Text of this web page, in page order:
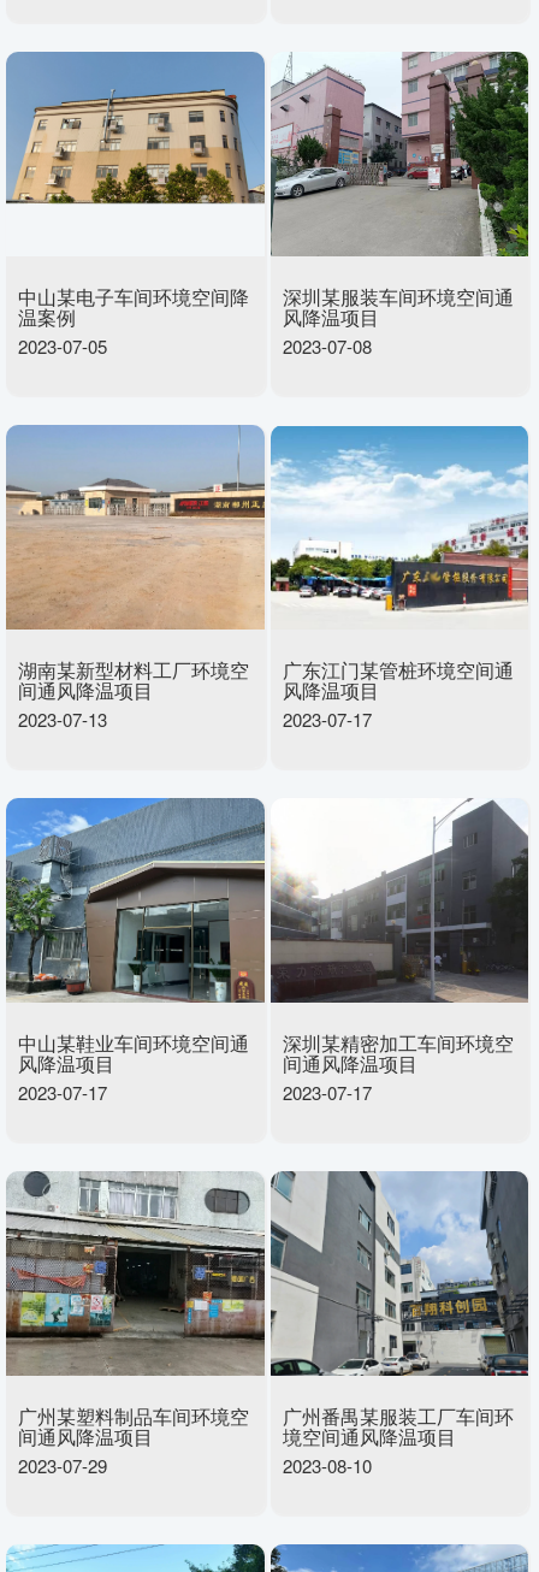
中山某电子车间环境空间降
温案例
2023-07-05
深圳某服装车间环境空间通
风降温项目
2023-07-08
湖南某新型材料工厂环境空
间通风降温项目
2023-07-13
广东江门某管桩环境空间通
风降温项目
2023-07-17
中山某鞋业车间环境空间通
风降温项目
2023-07-17
深圳某精密加工车间环境空
间通风降温项目
2023-07-17
广州某塑料制品车间环境空
间通风降温项目
2023-07-29
广州番禺某服装工厂车间环
境空间通风降温项目
2023-08-10